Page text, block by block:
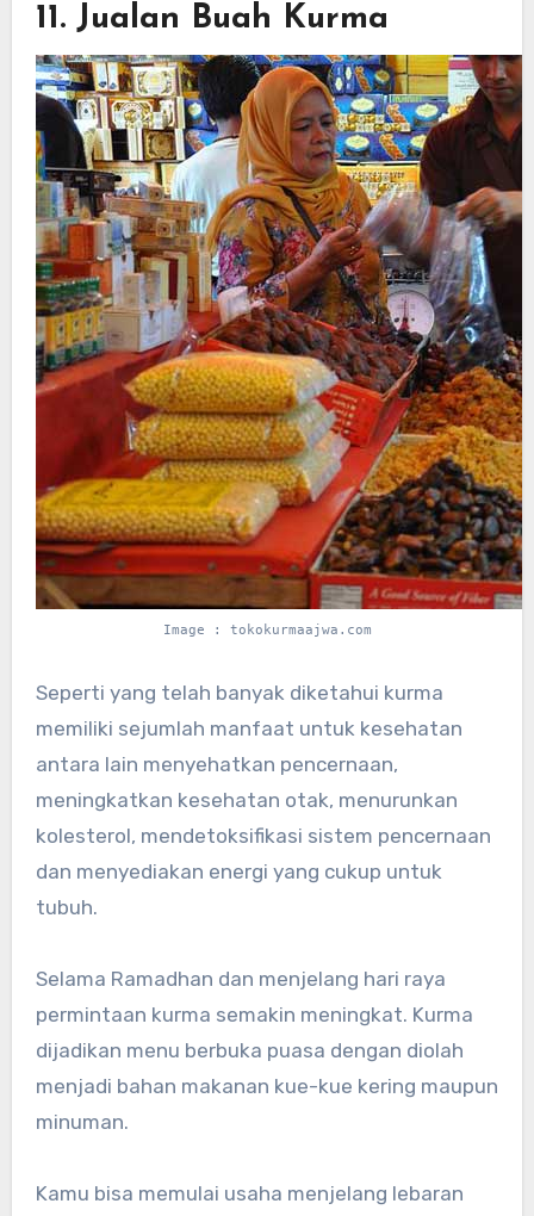
11. Jualan Buah Kurma
Image : tokokurmaajwa.com
Seperti yang telah banyak diketahui kurma
memiliki sejumlah manfaat untuk kesehatan
antara lain menyehatkan pencernaan,
meningkatkan kesehatan otak, menurunkan
kolesterol, mendetoksifikasi sistem pencernaan
dan menyediakan energi yang cukup untuk
tubuh.
Selama Ramadhan dan menjelang hari raya
permintaan kurma semakin meningkat. Kurma
dijadikan menu berbuka puasa dengan diolah
menjadi bahan makanan kue-kue kering maupun
minuman.
Kamu bisa memulai usaha menjelang lebaran